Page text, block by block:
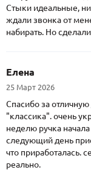
Стыки идеальные,
ждали звонка от
набирать. Но
Елена
25 Март 2026
Спасибо за
"классика". очень
неделю ручка
следующий день
что приработалась.
реально.